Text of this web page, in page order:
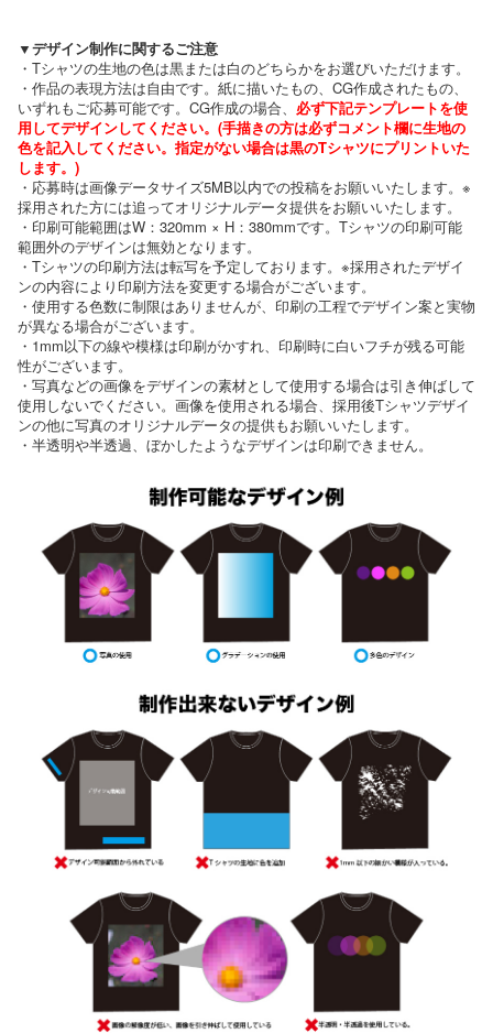
▼デザイン制作に関するご注意
・Tシャツの生地の色は黒または白のどちらかをお選びいただけます。
・作品の表現方法は自由です。紙に描いたもの、CG作成されたもの、
いずれもご応募可能です。CG作成の場合、 必ず下記テンプレートを使
用してデザインしてください。(手描きの方は必ずコメント欄に生地の
色を記入してください。指定がない場合は黒のTシャツにプリントいた
します。)
・応募時は画像データサイズ5MB以内での投稿をお願いいたします。※
採用された方には追ってオリジナルデータ提供をお願いいたします。
・印刷可能範囲はW：320mm × H：380mmです。Tシャツの印刷可能
範囲外のデザインは無効となります。
・Tシャツの印刷方法は転写を予定しております。※採用されたデザイ
ンの内容により印刷方法を変更する場合がございます。
・使用する色数に制限はありませんが、印刷の工程でデザイン案と実物
が異なる場合がございます。
・1mm以下の線や模様は印刷がかすれ、印刷時に白いフチが残る可能
性がございます。
・写真などの画像をデザインの素材として使用する場合は引き伸ばして
使用しないでください。画像を使用される場合、採用後Tシャツデザイ
ンの他に写真のオリジナルデータの提供もお願いいたします。
・半透明や半透過、ぼかしたようなデザインは印刷できません。